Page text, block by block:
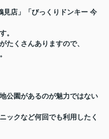
見店」「びっくりドンキー 今
。
たくさんありますので、
公園があるのが魅力ではない
ックなど何回でも利用したく